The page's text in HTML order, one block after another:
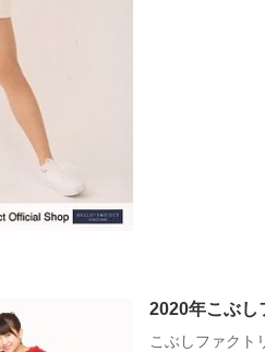
2020年こぶし
こぶしファクト